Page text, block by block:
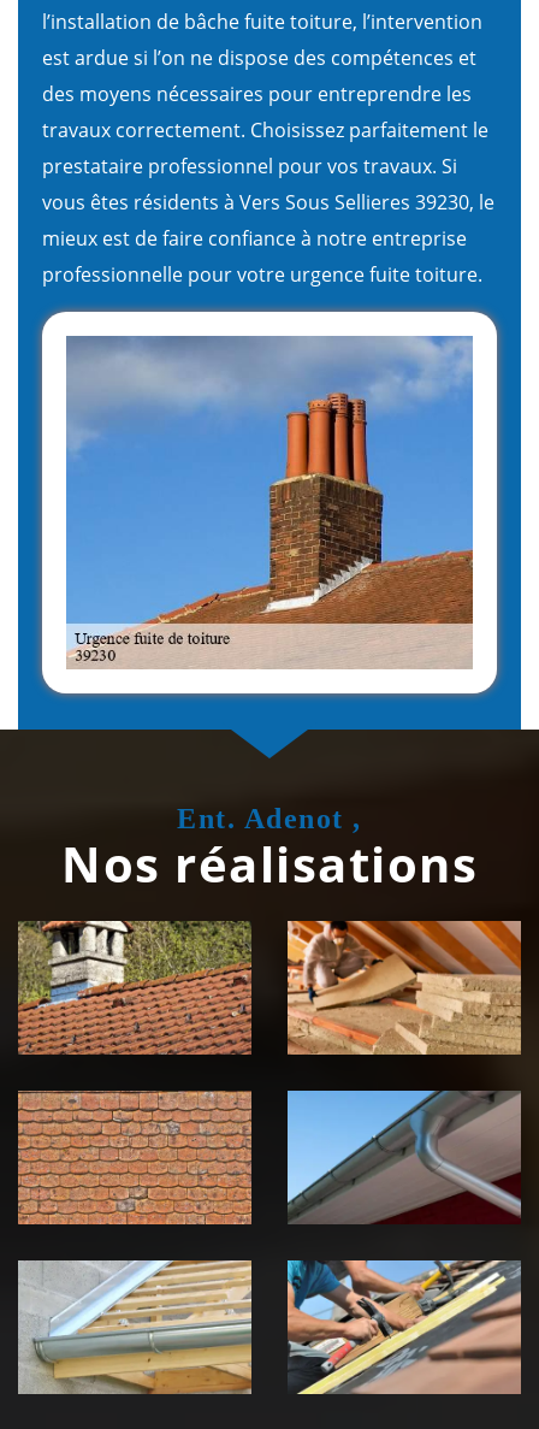
l’installation de bâche fuite toiture, l’intervention
est ardue si l’on ne dispose des compétences et
des moyens nécessaires pour entreprendre les
travaux correctement. Choisissez parfaitement le
prestataire professionnel pour vos travaux. Si
vous êtes résidents à Vers Sous Sellieres 39230, le
mieux est de faire confiance à notre entreprise
professionnelle pour votre urgence fuite toiture.
Ent. Adenot ,
Nos réalisations
Couvreur
zingueur 39
Jura
Isolation de
toiture 39
Jura
démoussage de
toiture 39
Jura
pose de
gouttière 39
Jura
Pose de
Chéneau 39
Jura
Réparation de
toiture 39
Jura